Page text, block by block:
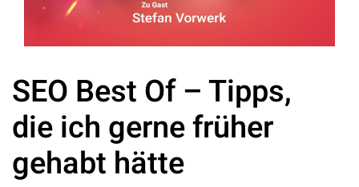
SEO Best Of – Tipps,
die ich gerne früher
gehabt hätte